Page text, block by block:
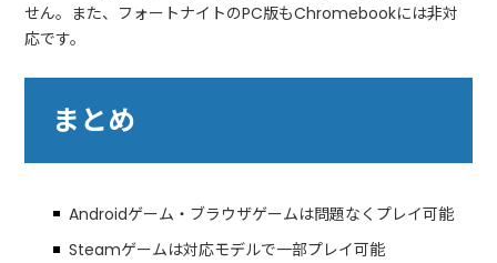
せん。また、フォートナイトのPC版もChromebookには非対
応です。
まとめ
Androidゲーム・ブラウザゲームは問題なくプレイ可能
Steamゲームは対応モデルで一部プレイ可能